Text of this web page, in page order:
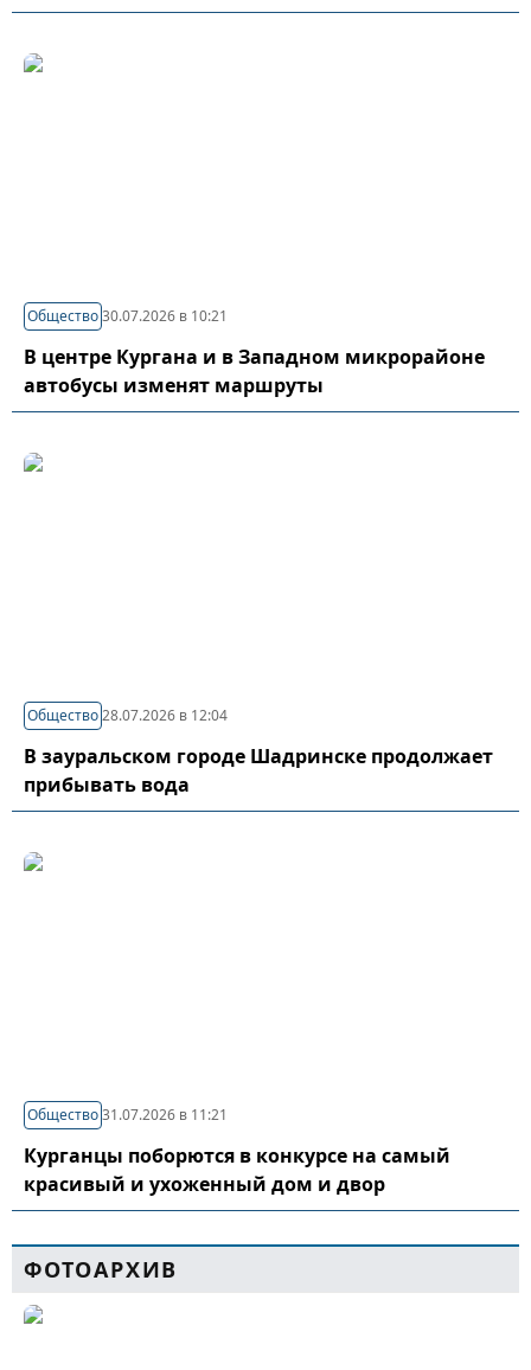
Общество30.07.2026 в 10:21
В центре Кургана и в Западном микрорайоне
автобусы изменят маршруты
Общество28.07.2026 в 12:04
В зауральском городе Шадринске продолжает
прибывать вода
Общество31.07.2026 в 11:21
Курганцы поборются в конкурсе на самый
красивый и ухоженный дом и двор
ФОТОАРХИВ